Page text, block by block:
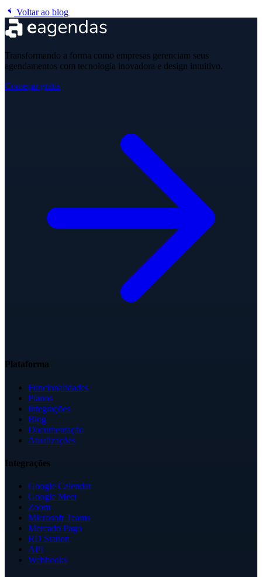
Voltar ao blog
Transformando a forma como empresas gerenciam seus
agendamentos com tecnologia inovadora e design intuitivo.
Começar grátis
Plataforma
Funcionalidades
Planos
Integrações
Blog
Documentação
Atualizações
Integrações
Google Calendar
Google Meet
Zoom
Microsoft Teams
Mercado Pago
RD Station
API
Webhooks